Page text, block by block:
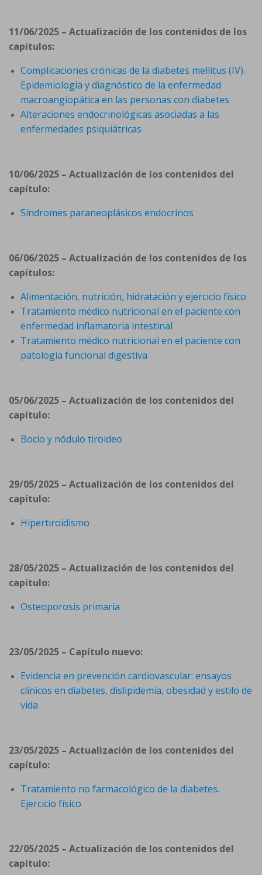
11/06/2025 – Actualización de los contenidos de los
capítulos:
Complicaciones crónicas de la diabetes mellitus (IV).
Epidemiología y diagnóstico de la enfermedad
macroangiopática en las personas con diabetes
Alteraciones endocrinológicas asociadas a las
enfermedades psiquiátricas
10/06/2025 – Actualización de los contenidos del
capítulo:
Síndromes paraneoplásicos endocrinos
06/06/2025 – Actualización de los contenidos de los
capítulos:
Alimentación, nutrición, hidratación y ejercicio físico
Tratamiento médico nutricional en el paciente con
enfermedad inflamatoria intestinal
Tratamiento médico nutricional en el paciente con
patología funcional digestiva
05/06/2025 – Actualización de los contenidos del
capítulo:
Bocio y nódulo tiroideo
29/05/2025 – Actualización de los contenidos del
capítulo:
Hipertiroidismo
28/05/2025 – Actualización de los contenidos del
capítulo:
Osteoporosis primaria
23/05/2025 – Capítulo nuevo:
Evidencia en prevención cardiovascular: ensayos
clínicos en diabetes, dislipidemia, obesidad y estilo de
vida
23/05/2025 – Actualización de los contenidos del
capítulo:
Tratamiento no farmacológico de la diabetes.
Ejercicio físico
22/05/2025 – Actualización de los contenidos del
capítulo: